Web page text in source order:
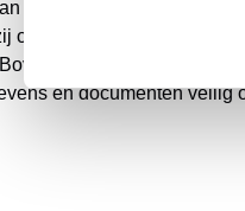
veilige software en
onze Single Sign-On
zorgt onze
en documenten veilig